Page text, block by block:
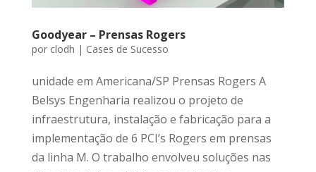
Goodyear – Prensas Rogers
por clodh | Cases de Sucesso
unidade em Americana/SP Prensas Rogers A
Belsys Engenharia realizou o projeto de
infraestrutura, instalação e fabricação para a
implementação de 6 PCI’s Rogers em prensas
da linha M. O trabalho envolveu soluções nas